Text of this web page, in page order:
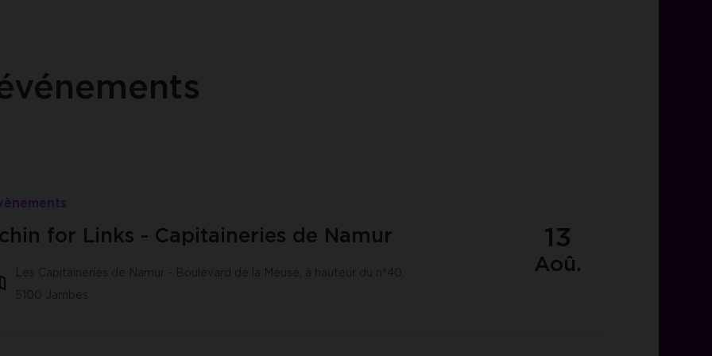
for Links - Capitaineries de Namur
Les Capitaineries de Namur - Boulevard de la Meuse, à hauteur du n°40,
5100 Jambes
13
Aoû.